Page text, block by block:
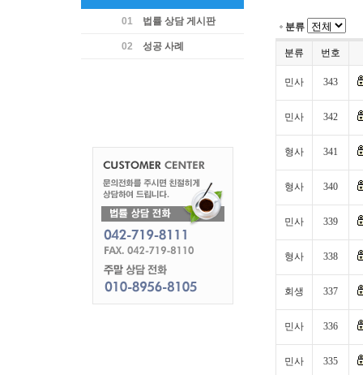
01 법률 상담 게시판
02 성공 사례
분류
분류 번호
민사 343
민사 342
형사 341
형사 340
민사 339
형사 338
회생 337
민사 336
민사 335